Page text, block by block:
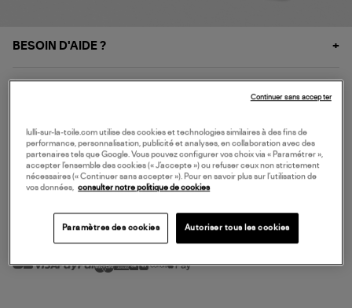
BESOIN D'AIDE ?
NOS SERVICES
SERVICE CLIENT
MODE DE PAIEMENT
lulli-sur-la-toile.com utilise des cookies et technologies similaires à des fins de
performance, personnalisation, publicité et analyses, en collaboration avec des
partenaires tels que Google. Vous pouvez configurer vos choix via « Paramétrer »,
accepter l’ensemble des cookies (« J’accepte ») ou refuser ceux non strictement
nécessaires (« Continuer sans accepter »). Pour en savoir plus sur l’utilisation de
vos données,
consulter notre politique de cookies
Paramètres des cookies Autoriser tous les cookies
Continuer sans accepter